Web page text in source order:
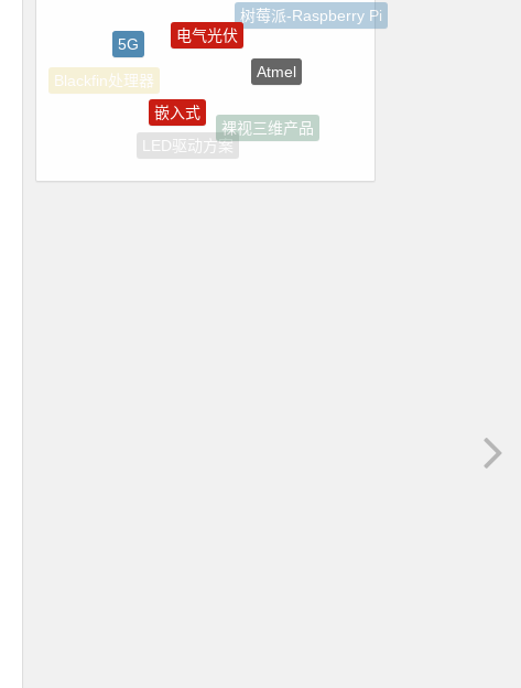
树莓派-Raspberry Pi
Blackfin处理器
Atmel
裸视三维产品
LED驱动方案
嵌入式